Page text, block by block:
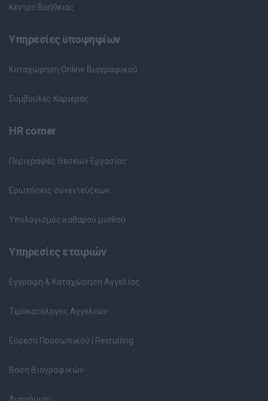
Κέντρο Βοήθειας
Υπηρεσίες υποψηφίων
Καταχώρηση Online Βιογραφικού
Συμβουλές Καριέρας
HR corner
Περιγραφές Θέσεων Εργασίας
Ερωτήσεις συνεντεύξεων
Υπολογισμός καθαρού μισθού
Υπηρεσίες εταιριών
Εγγραφή & Καταχώρηση Αγγελίας
Τιμοκατάλογος Αγγελιών
Εύρεση Προσωπικού | Recruiting
Βάση Βιογραφικών